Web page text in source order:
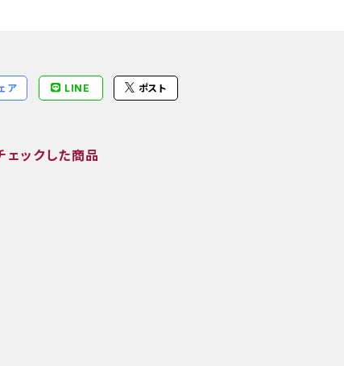
ア LINE ポスト
ェックした商品